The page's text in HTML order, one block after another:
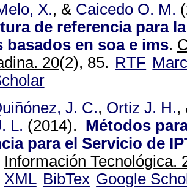
X., & Caicedo O. M.
de referencia para
basados en soa e ims.
20(2), 85. RTF
J. C., Ortiz J. H.,
L. (2014). Métodos
para el Servicio de
Información Tecnológica.
XML BibTex Google